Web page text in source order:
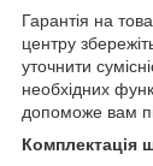
Гарантія на
центру
уточнити
необхідних
допоможе вам
Комплектація